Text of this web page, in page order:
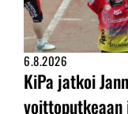
6.8.2026
KiPa jatkoi
voittoputkeaan